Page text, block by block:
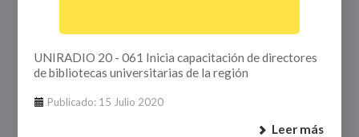
UNIRADIO 20 - 061 Inicia capacitación de directores
de bibliotecas universitarias de la región
Publicado: 15 Julio 2020
Leer más